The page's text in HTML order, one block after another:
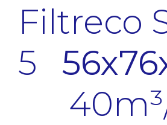
Filtreco
5